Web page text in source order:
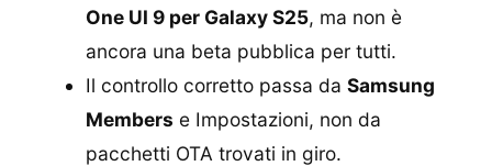
One UI 9 per Galaxy S25, ma non è
ancora una beta pubblica per tutti.
Il controllo corretto passa da Samsung
Members e Impostazioni, non da
pacchetti OTA trovati in giro.